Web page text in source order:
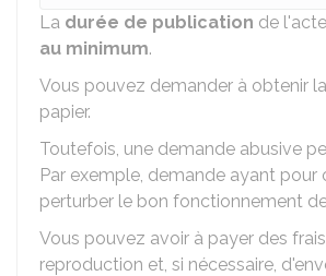
La durée de publication de
au minimum.
Vous pouvez demander à obtenir
papier.
Toutefois, une demande abusive
Par exemple, demande ayant pour
perturber le bon fonctionnement
Vous pouvez avoir à payer des
reproduction et, si nécessaire,